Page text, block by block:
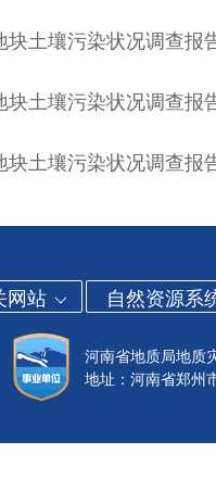
块土壤污染状况调查报
块土壤污染状况调查报
块土壤污染状况调查报
网站 自然资源系
河南省地质局地
地址：河南省郑州